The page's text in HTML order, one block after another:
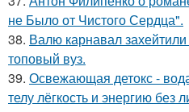
не Было от Чистого Сердца".
38. Валю карнавал
топовый вуз.
39. Освежающая детокс -
телу лёгкость и энергию без